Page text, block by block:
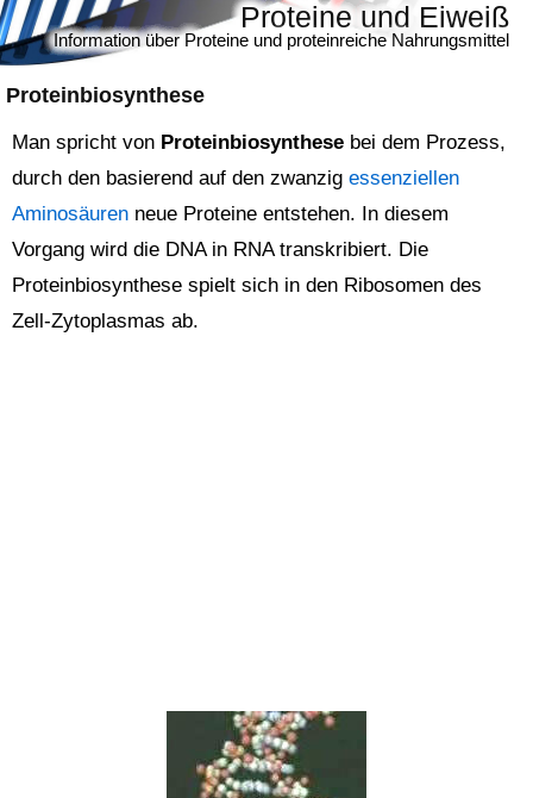
Proteinbiosynthese
Proteine und Eiweiß
Information über Proteine und proteinreiche Nahrungsmittel
Man spricht von Proteinbiosynthese bei dem Prozess,
durch den basierend auf den zwanzig essenziellen
Aminosäuren neue Proteine entstehen. In diesem
Vorgang wird die DNA in RNA transkribiert. Die
Proteinbiosynthese spielt sich in den Ribosomen des
Zell-Zytoplasmas ab.